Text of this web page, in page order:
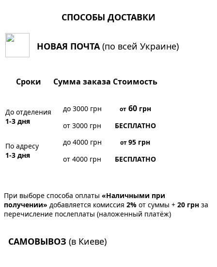
СПОСОБЫ ДОСТАВКИ
НОВАЯ ПОЧТА(по всей Украине)
Сроки Сумма заказа Стоимость
До отделения
1-3 дня
до 3000 грн от60грн
от 3000 грн
БЕСПЛАТНО
По адресу
1-3 дня
до 4000 грн от95 грн
от 4000 грн
БЕСПЛАТНО
При выборе способа оплаты «Наличными при
получении» добавляется комиссия 2% от суммы + 20 грн за
перечисление послеплаты (наложенный платёж)
САМОВЫВОЗ (в Киеве)